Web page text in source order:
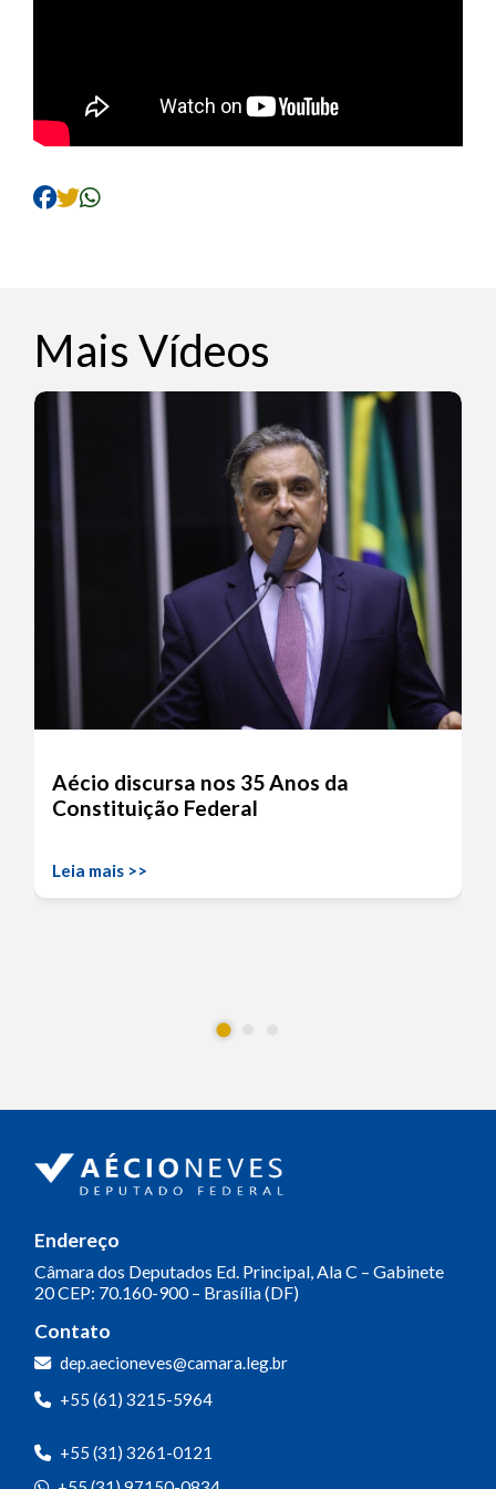
Mais Vídeos
Aécio discursa nos 35 Anos da
Constituição Federal
Leia mais >>
Endereço
Câmara dos Deputados Ed. Principal, Ala C – Gabinete
20CEP: 70.160-900 – Brasília (DF)
Contato
dep.aecioneves@camara.leg.br
+55 (61) 3215-5964
+55 (31) 3261-0121